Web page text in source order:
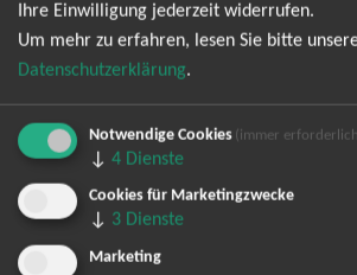
Bereits angemeldet? Hier können Sie sich
TOP-Events
Ihre Einwilligung jederzeit widerrufen.
Um mehr zu erfahren, lesen Sie bitte
Datenschutzerklärung.
Notwendige Cookies (immer erforderlich)
↓ 4 Dienste
Cookies für Marketingzwecke
↓ 3 Dienste
Marketing